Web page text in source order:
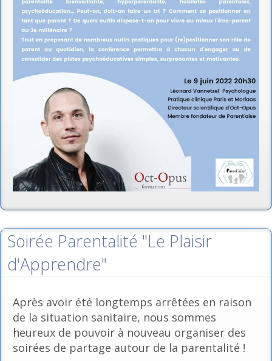
Soirée Parentalité "Le Plaisir
d'Apprendre"
Après avoir été longtemps arrêtées en raison
de la situation sanitaire, nous sommes
heureux de pouvoir à nouveau organiser des
soirées de partage autour de la parentalité !